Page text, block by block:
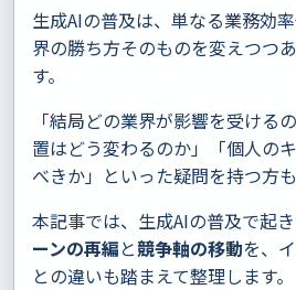
生成AIの普及は、単なる業務効
界の勝ち方そのものを変えつつ
す。
「結局どの業界が影響を受ける
置はどう変わるのか」「個人の
べきか」といった疑問を持つ方
本記事では、生成AIの普及で起
ーンの再編と競争軸の移動を、
との違いも踏まえて整理します。